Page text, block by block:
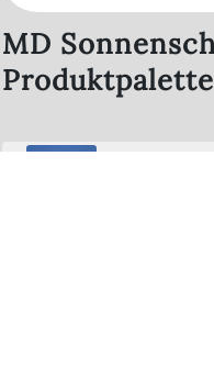
MD
Produktpalette